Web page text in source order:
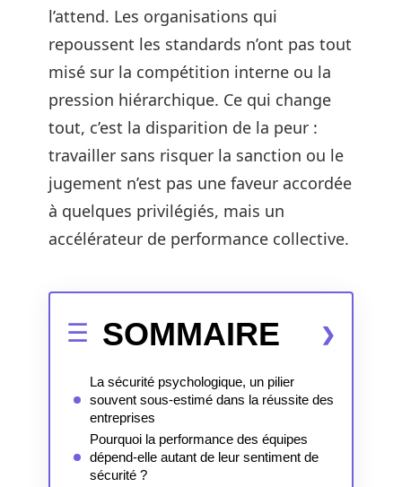
l’attend. Les organisations qui
repoussent les standards n’ont pas tout
misé sur la compétition interne ou la
pression hiérarchique. Ce qui change
tout, c’est la disparition de la peur :
travailler sans risquer la sanction ou le
jugement n’est pas une faveur accordée
à quelques privilégiés, mais un
accélérateur de performance collective.
SOMMAIRE
La sécurité psychologique, un pilier
souvent sous-estimé dans la réussite des
entreprises
Pourquoi la performance des équipes
dépend-elle autant de leur sentiment de
sécurité ?